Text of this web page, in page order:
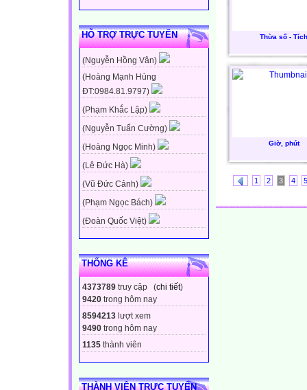
HỖ TRỢ TRỰC TUYẾN
(Nguyễn Hồng Vân)
(Hoàng Mạnh Hùng
ĐT:0984.81.9797)
(Phạm Khắc Lập)
(Nguyễn Tuấn Cường)
(Hoàng Ngọc Minh)
(Lê Đức Hà)
(Vũ Đức Cảnh)
(Phạm Ngọc Bách)
(Đoàn Quốc Việt)
THỐNG KÊ
4373789 truy cập (chi tiết)
9420 trong hôm nay
8594213 lượt xem
9490 trong hôm nay
1135 thành viên
THÀNH VIÊN TRỰC TUYẾN
Thừa số - Tích
Giờ, phút
1 2 3 4 5